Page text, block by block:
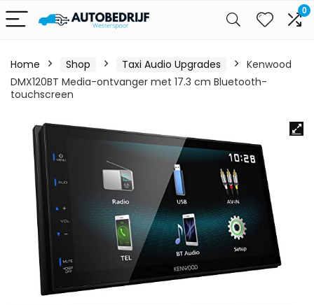
0
Home Shop Taxi Audio Upgrades
Kenwood
DMX120BT Media-ontvanger met 17.3 cm Bluetooth-
touchscreen